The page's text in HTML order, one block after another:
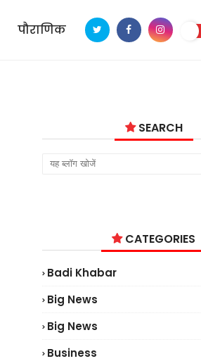
पौराणिक
SEARCH
CATEGORIES
Badi Khabar
Big News
Big News
Business